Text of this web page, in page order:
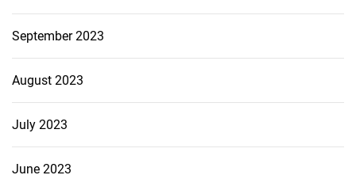
September 2023
August 2023
July 2023
June 2023